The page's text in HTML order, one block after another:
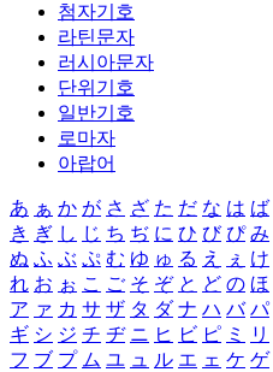
첨자기호
라틴문자
러시아문자
단위기호
일반기호
로마자
아랍어
あ ぁ か が さ ざ た だ な は ば
き ぎ し じ ち ぢ に ひ び ぴ み
ぬ ふ ぶ ぷ む ゆ ゅ る え ぇ け
れ お ぉ こ ご そ ぞ と ど の ほ
ア ァ カ サ ザ タ ダ ナ ハ バ パ
ギ シ ジ チ ヂ ニ ヒ ビ ピ ミ リ
フ ブ プ ム ユ ュ ル エ ェ ケ ゲ